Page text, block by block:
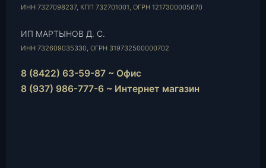
ИНН 7327098237, КПП 732701001, ОГРН 1217300005670
ИП МАРТЫНОВ Д. С.
ИНН 732609035330, ОГРН 319732500000702
8 (8422) 63-59-87 ~ Офис
8 (937) 986-777-6 ~ Интернет магазин